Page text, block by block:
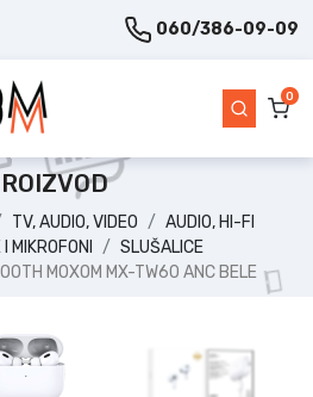
060/386-09-09
0
TV, AUDIO, VIDEO
AUDIO, HI-FI
MIKROFONI
SLUŠALICE
MOXOM MX-TW60 ANC BELE